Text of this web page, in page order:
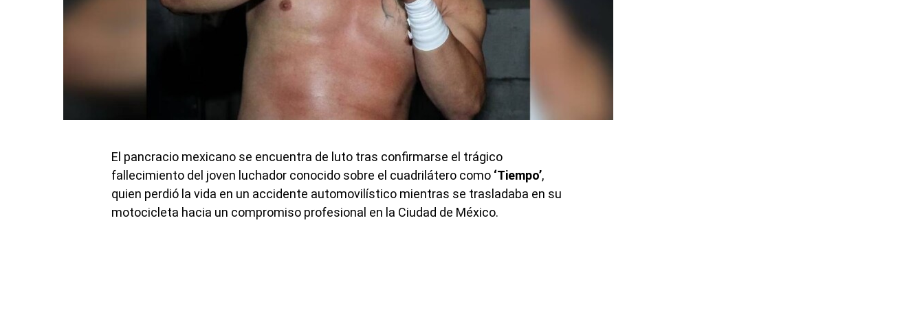
El pancracio mexicano se encuentra de luto tras confirmarse el trágico
fallecimiento del joven luchador conocido sobre el cuadrilátero como ‘Tiempo’,
quien perdió la vida en un accidente automovilístico mientras se trasladaba en su
motocicleta hacia un compromiso profesional en la Ciudad de México.